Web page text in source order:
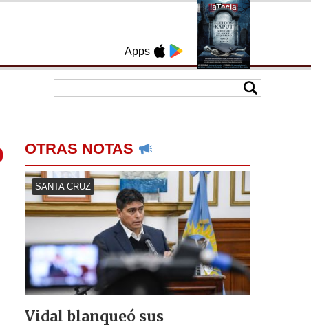
Apps
OTRAS NOTAS
SANTA CRUZ
Vidal blanqueó sus